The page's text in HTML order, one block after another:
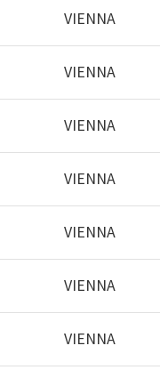
VIENNA
VIENNA
VIENNA
VIENNA
VIENNA
VIENNA
VIENNA